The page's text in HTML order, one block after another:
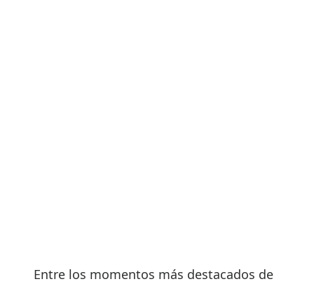
Entre los momentos más destacados de